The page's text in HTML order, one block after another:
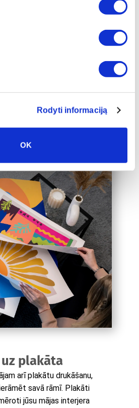
Rodyti informaciją
OK
akcentu.
plakāta
arī plakātu drukāšanu,
savā rāmī. Plakāti
jūsu mājas interjera